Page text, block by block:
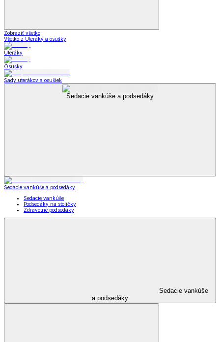
Zobraziť všetko
Všetko z Uteráky a osušky
Uteráky
Osušky
Sady uterákov a osušiek
Sedacie vankúše a podsedáky
Sedacie vankúše a podsedáky
Sedacie vankúše
Podsedáky na stoličky
Zdravotné podsedáky
Sedacie vankúše
a podsedáky